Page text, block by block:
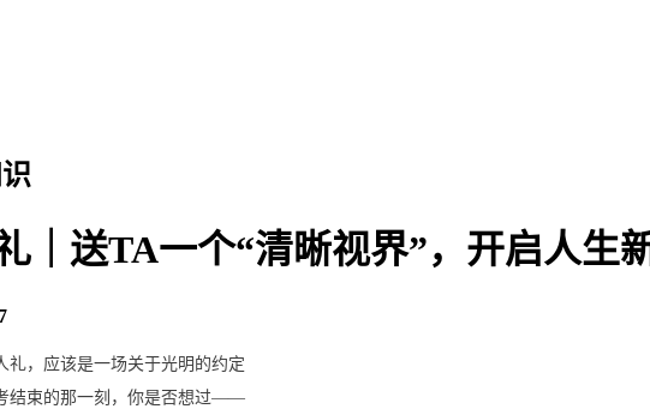
｜送TA一个“清晰视界”，开启人生
礼，应该是一场关于光明的约定
结束的那一刻，你是否想过——